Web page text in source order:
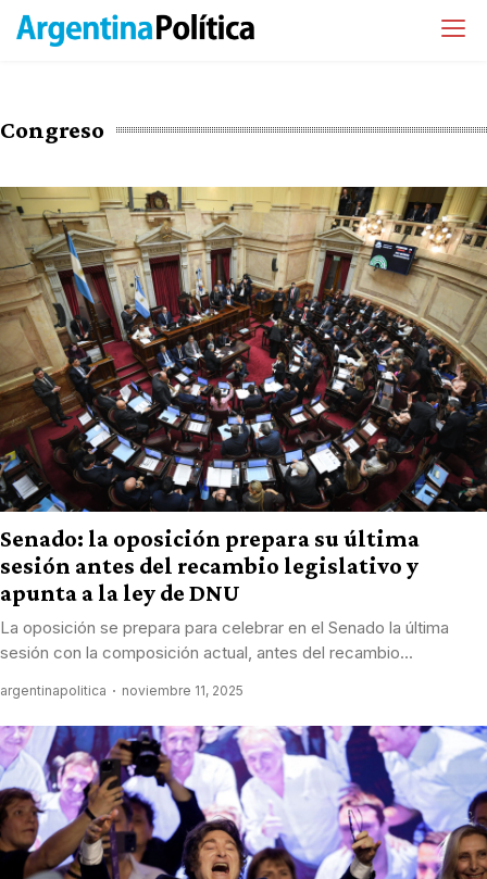
Congreso
Senado: la oposición prepara su última
sesión antes del recambio legislativo y
apunta a la ley de DNU
La oposición se prepara para celebrar en el Senado la última
sesión con la composición actual, antes del recambio...
argentinapolitica noviembre 11, 2025